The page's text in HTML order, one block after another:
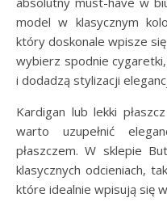
model w klasycznym
który doskonale wpisze
wybierz spodnie
i dodadzą stylizacji
Kardigan lub lekki
warto uzupełnić
płaszczem. W sklepie
klasycznych odcieniach,
które idealnie wpisują się